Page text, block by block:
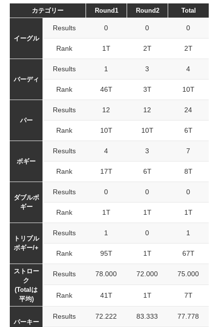
カテゴリー Round1 Round2 Total
イーグル
Results 0 0 0
Rank 1T 2T 2T
バーディ
Results 1 3 4
Rank 46T 3T 10T
パー
Results 12 12 24
Rank 10T 10T 6T
ボギー
Results 4 3 7
Rank 17T 6T 8T
ダブルボ
ギー
Results 0 0 0
Rank 1T 1T 1T
トリプル
ボギー/+
Results 1 0 1
Rank 95T 1T 67T
ストロー
ク
(Totalは
平均)
Results 78.000 72.000 75.000
Rank 41T 1T 7T
パーキー
Results 72.222 83.333 77.778